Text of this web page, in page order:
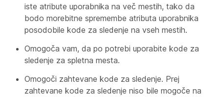
iste atribute uporabnika na več mestih, tako da
bodo morebitne spremembe atributa uporabnika
posodobile kode za sledenje na vseh mestih.
Omogoča vam, da po potrebi uporabite kode za
sledenje za spletna mesta.
Omogoči zahtevane kode za sledenje. Prej
zahtevane kode za sledenje niso bile mogoče na